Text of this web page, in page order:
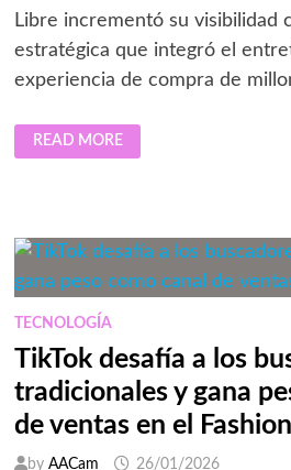
Libre incrementó su visibilidad
estratégica que integró el
experiencia de compra de
MERCADO
PLAY
SE
DE
MERCADO
CON
CAMPAÑA
DE
VEO
BRANDING
READ MORE
TECNOLOGÍA
TikTok desafía a los
tradicionales y gana
de ventas en el
by AACam 26/01/2026